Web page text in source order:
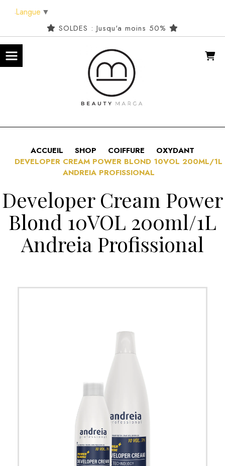
SOLDES : Jusqu'a moins 50%
ACCUEIL SHOP COIFFURE
OXYDANT
DEVELOPER CREAM POWER BLOND 10VOL 200ML/1L
ANDREIA PROFISSIONAL
Developer Cream Power
Blond 10VOL 200ml/1L
Andreia Profissional
Langue ▼